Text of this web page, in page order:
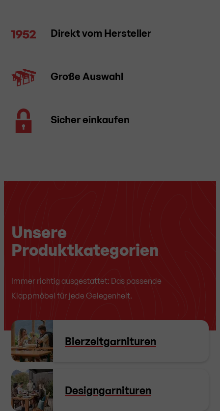
Direkt vom Hersteller
Große Auswahl
Sicher einkaufen
Unsere
Produktkategorien
Immer richtig ausgestattet: Das passende
Klappmöbel für jede Gelegenheit.
Bierzeltgarnituren
Designgarnituren